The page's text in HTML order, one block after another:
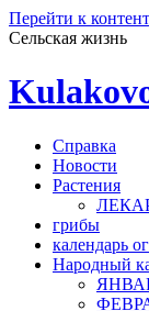
Перейти к
Сельская жизнь
Справка
Новости
Растения
грибы
календарь
Народный